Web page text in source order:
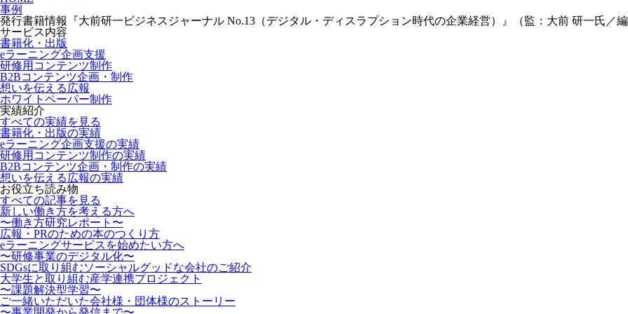
事例
発行書籍情報『大前研一ビジネスジャーナル No.13（デジタル・ディスラプション時代の企業経営）』（監：大前 研一氏／編
サービス内容
書籍化・出版
eラーニング企画支援
研修用コンテンツ制作
B2Bコンテンツ企画・制作
想いを伝える広報
ホワイトペーパー制作
実績紹介
すべての実績を見る
書籍化・出版の実績
eラーニング企画支援の実績
研修用コンテンツ制作の実績
B2Bコンテンツ企画・制作の実績
想いを伝える広報の実績
お役立ち読み物
すべての記事を見る
新しい働き方を考える方へ
〜働き方研究レポート〜
広報・PRのための本のつくり方
eラーニングサービスを始めたい方へ
〜研修事業のデジタル化〜
SDGsに取り組むソーシャルグッドな会社のご紹介
大学生と取り組む産学連携プロジェクト
〜課題解決型学習〜
ご一緒いただいた会社様・団体様のストーリー